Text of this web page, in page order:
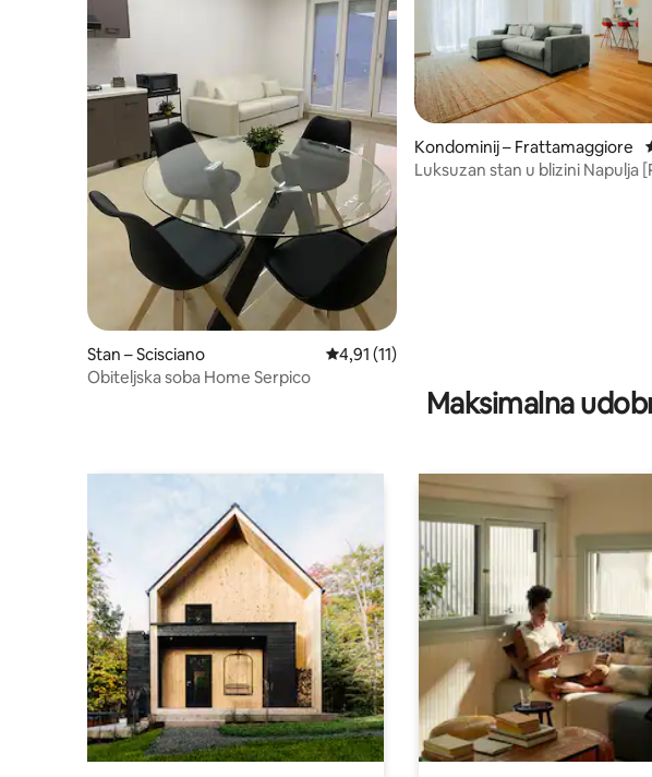
Stan – Scisciano Prosječna ocjena: 4,91/5, recenzija: 11
4,91 (11)
Obiteljska soba Home Serpico
Kondominij – Frattamaggiore
Luksuzan stan u blizini Napulja
Maksimalna